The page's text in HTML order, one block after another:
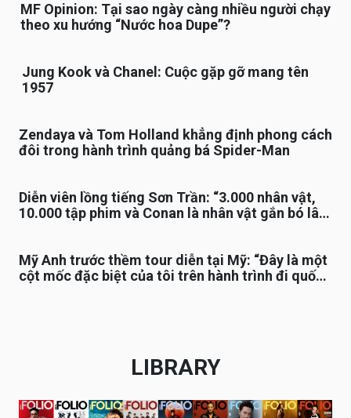
MF Opinion: Tại sao ngày càng nhiều người chạy
theo xu hướng “Nước hoa Dupe”?
Jung Kook và Chanel: Cuộc gặp gỡ mang tên
1957
Zendaya và Tom Holland khẳng định phong cách
đôi trong hành trình quảng bá Spider-Man
Diễn viên lồng tiếng Sơn Trần: “3.000 nhân vật,
10.000 tập phim và Conan là nhân vật gắn bó lâu
Mỹ Anh trước thềm tour diễn tại Mỹ: “Đây là một
cột mốc đặc biệt của tôi trên hành trình đi quốc
LIBRARY